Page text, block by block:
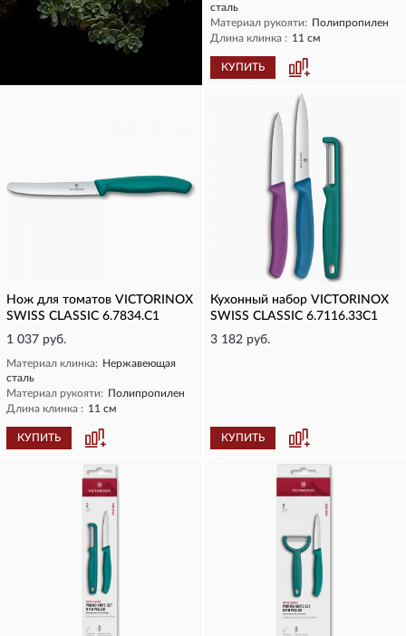
сталь
Материал рукояти: Полипропилен
Длина клинка : 11 см
КУПИТЬ
Нож для томатов VICTORINOX
SWISS CLASSIC 6.7834.C1
1 037 руб.
Материал клинка: Нержавеющая
сталь
Материал рукояти: Полипропилен
Длина клинка : 11 см
КУПИТЬ
Кухонный набор VICTORINOX
SWISS CLASSIC 6.7116.33C1
3 182 руб.
КУПИТЬ